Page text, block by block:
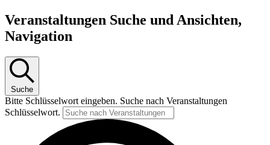
Veranstaltungen Suche und Ansichten,
Navigation
Suche
Bitte Schlüsselwort eingeben. Suche nach Veranstaltungen
Schlüsselwort.